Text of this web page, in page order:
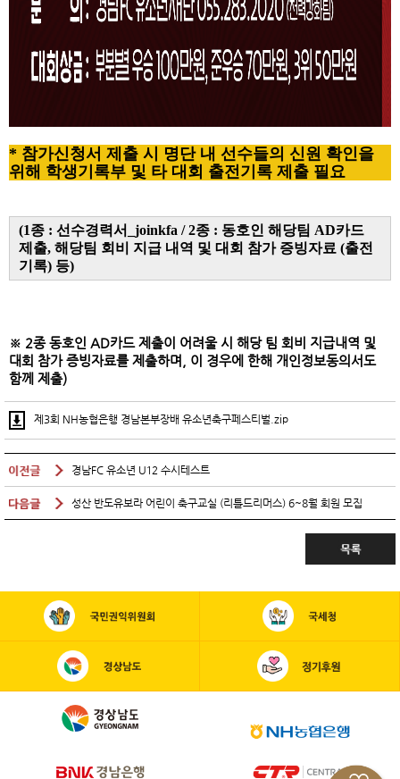
* 참가신청서 제출 시 명단 내 선수들의 신원 확인을
위해 학생기록부 및 타 대회 출전기록 제출 필요
(1종 : 선수경력서_joinkfa / 2종 : 동호인 해당팀 AD카드
제출, 해당팀 회비 지급 내역 및 대회 참가 증빙자료 (출전
기록) 등)
※ 2종 동호인 AD카드 제출이 어려울 시 해당 팀 회비 지급내역 및
대회 참가 증빙자료를 제출하며, 이 경우에 한해 개인정보동의서도
함께 제출)
제3회 NH농협은행 경남본부장배 유소년축구페스티벌.zip
경남FC 유소년 U12 수시테스트
성산 반도유보라 어린이 축구교실 (리틀드리머스) 6~8월 회원 모집